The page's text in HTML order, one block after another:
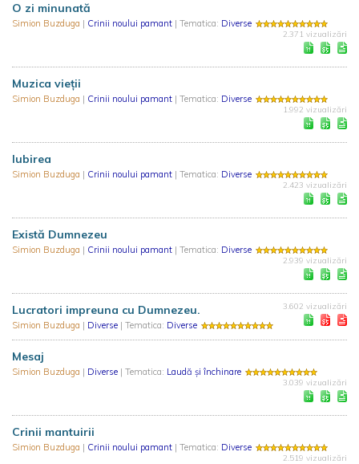
O zi minunată
Simion Buzduga | Crinii noului pamant | Tematica: Diverse
2.371 vizualizări
Muzica vieții
Simion Buzduga | Crinii noului pamant | Tematica: Diverse
1.992 vizualizări
Iubirea
Simion Buzduga | Crinii noului pamant | Tematica: Diverse
2.423 vizualizări
Există Dumnezeu
Simion Buzduga | Crinii noului pamant | Tematica: Diverse
2.939 vizualizări
Lucratori impreuna cu Dumnezeu.
Simion Buzduga | Diverse | Tematica: Diverse
3.602 vizualizări
Mesaj
Simion Buzduga | Diverse | Tematica: Laudă și închinare
3.039 vizualizări
Crinii mantuirii
Simion Buzduga | Crinii noului pamant | Tematica: Diverse
2.519 vizualizări